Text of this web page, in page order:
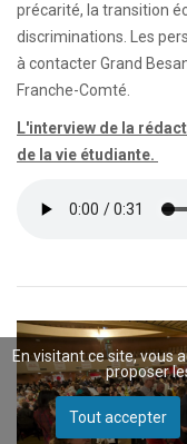
précarité, la transition
discriminations. Les
à contacter Grand
Franche-Comté.
L'interview de la
de la vie étudiante.
En visitant ce site, vous
proposer
Tout accepter